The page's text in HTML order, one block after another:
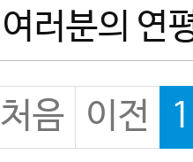
처음 이전 1